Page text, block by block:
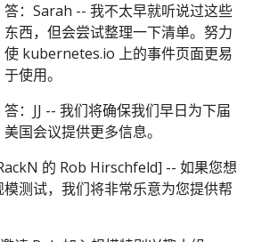
答：Sarah -- 我不太早就听说过这些
东西，但会尝试整理一下清单。努力
使 kubernetes.io 上的事件页面更易
于使用。
答：JJ -- 我们将确保我们早日为下届
美国会议提供更多信息。
的 Rob Hirschfeld] -- 如果您想
测试，我们将非常乐意为您提供帮